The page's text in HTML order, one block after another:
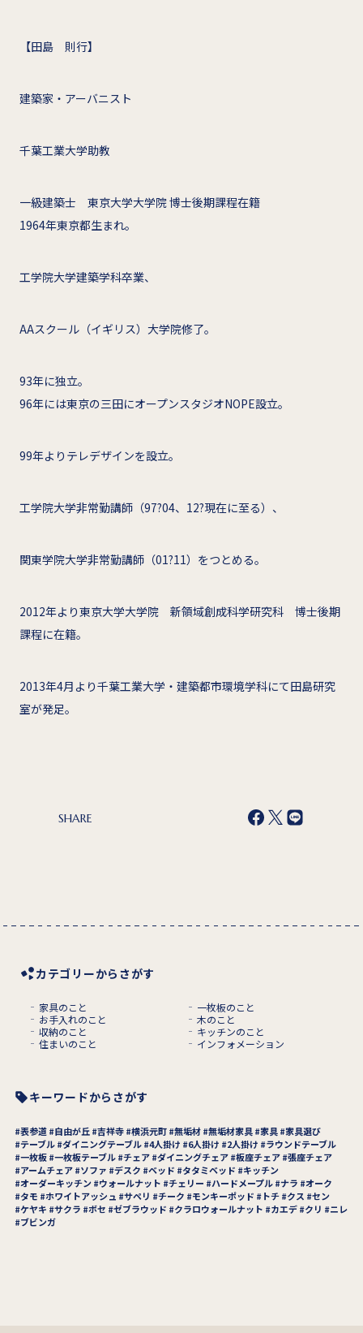
【田島 則行】
建築家・アーバニスト
千葉工業大学助教
一級建築士 東京大学大学院 博士後期課程在籍
1964年東京都生まれ。
工学院大学建築学科卒業、
AAスクール（イギリス）大学院修了。
93年に独立。
96年には東京の三田にオープンスタジオNOPE設立。
99年よりテレデザインを設立。
工学院大学非常勤講師（97?04、12?現在に至る）、
関東学院大学非常勤講師（01?11）をつとめる。
2012年より東京大学大学院 新領域創成科学研究科 博士後期
課程に在籍。
2013年4月より千葉工業大学・建築都市環境学科にて田島研究
室が発足。
SHARE
カテゴリーからさがす
家具のこと
一枚板のこと
お手入れのこと
木のこと
収納のこと
キッチンのこと
住まいのこと
インフォメーション
キーワードからさがす
表参道 自由が丘 吉祥寺 横浜元町 無垢材 無垢材家具 家具 家具選び
テーブル ダイニングテーブル 4人掛け 6人掛け 2人掛け
ラウンドテーブル
一枚板 一枚板テーブル チェア ダイニングチェア 板座チェア 張座チェア
アームチェア
ソファ デスク ベッド タタミベッド
キッチン
オーダーキッチン
ウォールナット チェリー ハードメープル ナラ
オーク
タモ
ホワイトアッシュ サペリ チーク モンキーポッド トチ クス
セン
ケヤキ
サクラ ボセ ゼブラウッド クラロウォールナット カエデ クリ
ニレ
ブビンガ